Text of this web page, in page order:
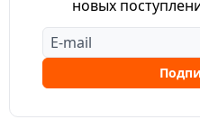
новых